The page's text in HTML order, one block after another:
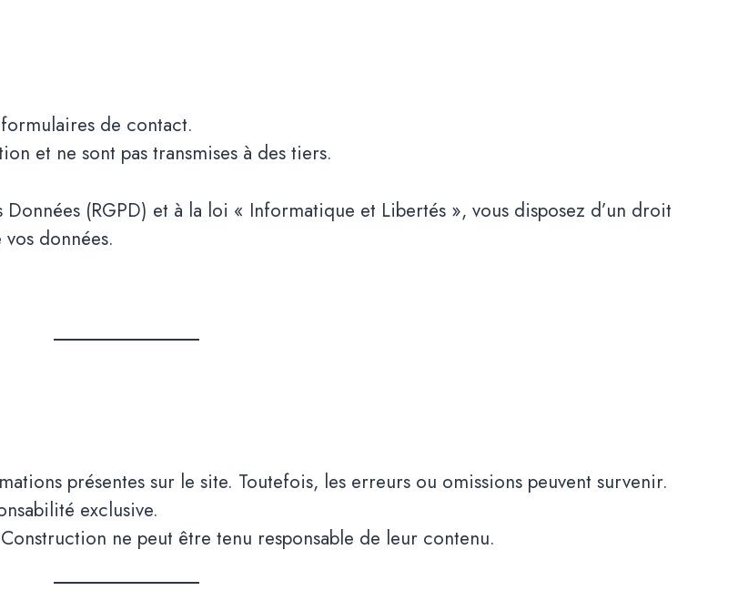
de contact.
et ne sont pas transmises à des tiers.
(RGPD) et à la loi « Informatique et Libertés », vous disposez d’un droit
données.
présentes sur le site. Toutefois, les erreurs ou omissions peuvent survenir.
exclusive.
ne peut être tenu responsable de leur contenu.